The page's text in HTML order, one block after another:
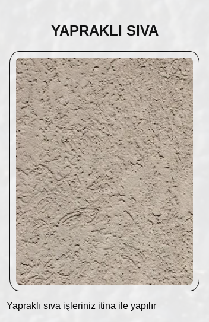
YAPRAKLI SIVA
Yapraklı sıva işleriniz itina ile yapılır